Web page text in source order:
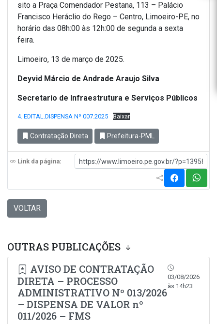
sito a Praça Comendador Pestana, 113 – Palácio
Francisco Heráclio do Rego – Centro, Limoeiro-PE, no
horário das 08h:00 às 12h:00 de segunda a sexta
feira.
Limoeiro, 13 de março de 2025.
Deyvid Márcio de Andrade Araujo Silva
Secretario de Infraestrutura e Serviços Públicos
4. EDITAL.DISPENSA Nº 007.2025 Baixar
Contratação Direta Prefeitura-PML
Link da página:
VOLTAR
OUTRAS PUBLICAÇÕES
AVISO DE CONTRATAÇÃO
DIRETA – PROCESSO
ADMINISTRATIVO Nº 013/2026
– DISPENSA DE VALOR nº
011/2026 – FMS
03/08/2026
às 14h23